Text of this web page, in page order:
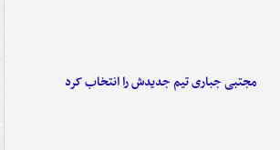
مجتبی جباری تیم جدیدش را انتخاب کرد